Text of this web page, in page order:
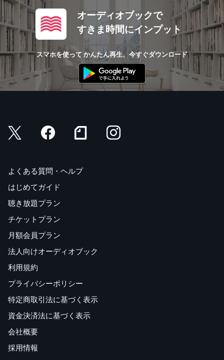
オーディオブックで
すきま時間にインプット
スマホを使って かんたん再生、今すぐダウンロード
よくある質問・ヘルプ
はじめてガイド
聴き放題プラン
チケットプラン
月額会員プラン
法人向けオーディオブック
利用規約
プライバシーポリシー
特定商取引法に基づく表示
資金決済法に基づく表示
会社概要
採用情報